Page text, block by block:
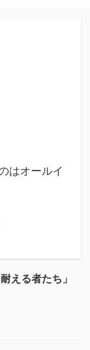
はオールイ
える者たち」